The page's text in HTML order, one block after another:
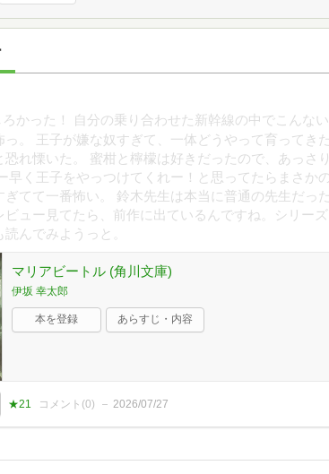
ろかった！ 自分の乗り合わせた新幹線の中でこんな
っ。 王子が嫌な奴すぎて、一体どうやって育ってき
恐れ慄いた。 蜜柑と檸檬は好きだったので、あっさ
早く王子をやっつけてくれー！と思ってたらまさか
ぎてて一番怖い。 鈴木先生は本当に普通の先生だっ
ビュー見てたら、前作に出ているんですね。シリー
んでみようっと。
マリアビートル (角川文庫)
伊坂 幸太郎
本を登録 あらすじ・内容
★21 コメント(0) 2026/07/27